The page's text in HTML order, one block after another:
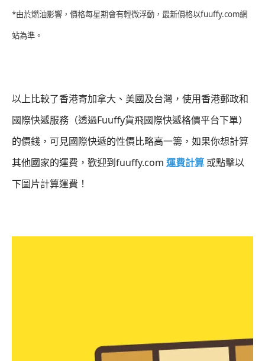
*由於燃油影響，價格每星期會有輕微浮動，最新價格以fuuffy.com網
站為準。
以上比較了香港寄加拿大、美國及台灣，使用香港郵政和
國際快遞服務（透過Fuuffy貨飛國際快遞格價平台下單）
的價錢，可見國際快遞的性價比略高一籌，如果你想計算
其他國家的運費，歡迎到fuuffy.com 運費計算 或點擊以
下圖片計算運費！